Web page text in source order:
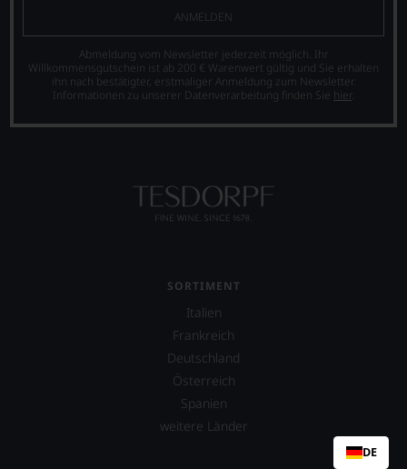
ANMELDEN
Abmeldung vom Newsletter jederzeit möglich. Ihr
Willkommensgutschein ist ab 200 € Warenwert gültig und Sie erhalten
ihn nach bestätigter, erstmaliger Anmeldung zum Newsletter.
Informationen zu unserer Datenverarbeitung finden Sie hier.
SORTIMENT
Italien
Frankreich
Deutschland
Österreich
Spanien
weitere Länder
DE